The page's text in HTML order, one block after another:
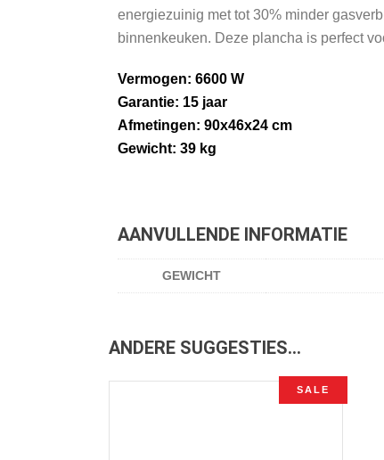
energiezuinig met tot 30% minder
binnenkeuken. Deze plancha is perfect
Vermogen: 6600 W
Garantie: 15 jaar
Afmetingen: 90x46x24 cm
Gewicht: 39 kg
AANVULLENDE INFORMATIE
GEWICHT
ANDERE SUGGESTIES…
SALE